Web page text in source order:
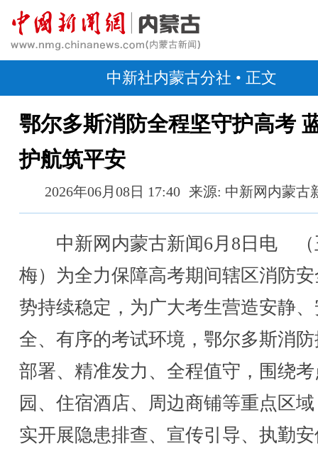
中新社内蒙古分社 • 正文
鄂尔多斯消防全程坚守护高考
护航筑平安
2026年06月08日 17:40 来源: 中新网内蒙古
中新网内蒙古新闻6月8日电 （
梅）为全力保障高考期间辖区消防
势持续稳定，为广大考生营造安静
全、有序的考试环境，鄂尔多斯消
部署、精准发力、全程值守，围绕
园、住宿酒店、周边商铺等重点区
实开展隐患排查、宣传引导、执勤